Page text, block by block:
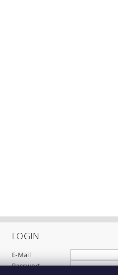
LOGIN
E-Mail
Passwort